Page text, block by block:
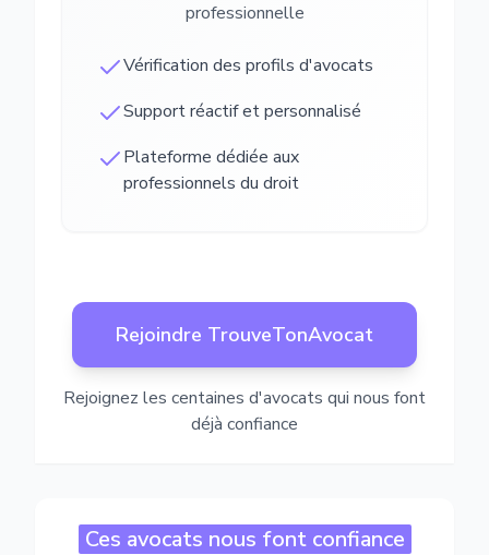
professionnelle
Vérification des profils d'avocats
Support réactif et personnalisé
Plateforme dédiée aux
professionnels du droit
Rejoindre TrouveTonAvocat
Rejoignez les centaines d'avocats qui nous font
déjà confiance
Ces avocats nous font confiance